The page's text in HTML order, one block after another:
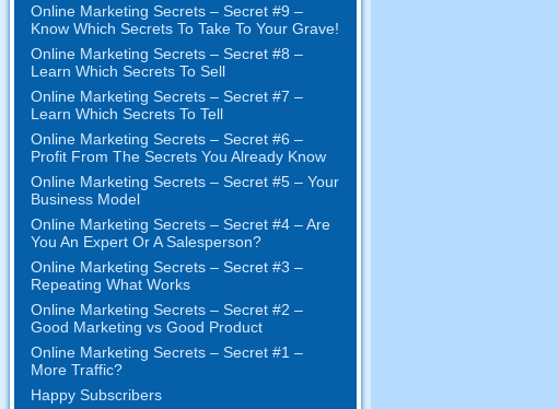
Online Marketing Secrets– Secret#9 –
Know Which Secrets To Take To Your Grave!
Online Marketing Secrets– Secret#8 –
Learn Which Secrets To Sell
Online Marketing Secrets– Secret#7 –
Learn Which Secrets To Tell
Online Marketing Secrets– Secret#6 –
Profit From The Secrets You Already Know
Online Marketing Secrets– Secret#5 – Your
Business Model
Online Marketing Secrets– Secret#4 – Are
You An Expert Or A Salesperson?
Online Marketing Secrets– Secret#3 –
Repeating What Works
Online Marketing Secrets– Secret#2 –
Good Marketing vs Good Product
Online Marketing Secrets– Secret#1 –
More Traffic?
Happy Subscribers